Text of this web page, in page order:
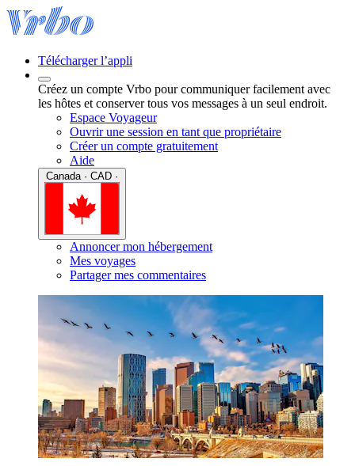
Télécharger l’appli
Créez un compte Vrbo pour communiquer facilement avec
les hôtes et conserver tous vos messages à un seul endroit.
Espace Voyageur
Ouvrir une session en tant que propriétaire
Créer un compte gratuitement
Aide
Annoncer mon hébergement
Mes voyages
Partager mes commentaires